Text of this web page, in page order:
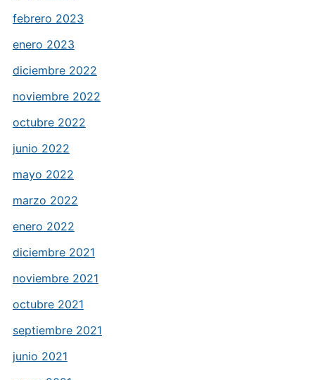
febrero 2023
enero 2023
diciembre 2022
noviembre 2022
octubre 2022
junio 2022
mayo 2022
marzo 2022
enero 2022
diciembre 2021
noviembre 2021
octubre 2021
septiembre 2021
junio 2021